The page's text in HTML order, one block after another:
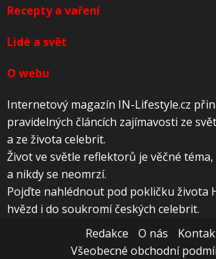
Recepty a vaření
Lidé a svět
O webu
Internetový magazín IN-Lifestyle.cz
pravidelných článcích zajímavosti ze
a ze života celebrit.
Život ve světle reflektorů je věčné
a nikdy se neomrzí.
Pojďte nahlédnout pod pokličku života
hvězd i do soukromí českých celebrit.
Redakce
O nás
Všeobecné obchodní